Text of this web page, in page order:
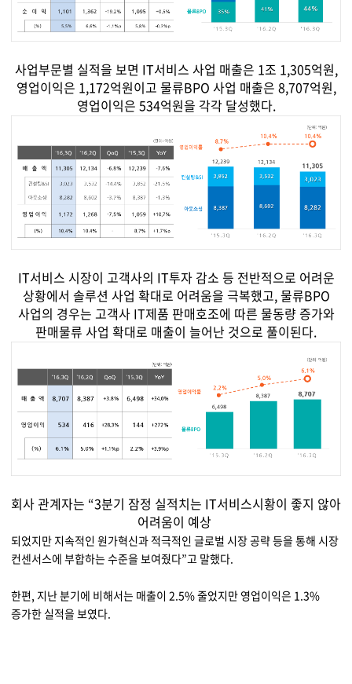
지속가능경영
이벤트/웨비나
파트너 지원
사업부문별 실적을 보면 IT서비스 사업 매출은 1조 1,305억원,
영업이익은 1,172억원이고 물류BPO 사업 매출은 8,707억원,
영업이익은 534억원을 각각 달성했다.
IT서비스 시장이 고객사의 IT투자 감소 등 전반적으로 어려운
상황에서 솔루션 사업 확대로 어려움을 극복했고, 물류BPO
사업의 경우는 고객사 IT제품 판매호조에 따른 물동량 증가와
판매물류 사업 확대로 매출이 늘어난 것으로 풀이된다.
회사 관계자는 “3분기 잠정 실적치는 IT서비스시황이 좋지 않아
어려움이 예상
되었지만 지속적인 원가혁신과 적극적인 글로벌 시장 공략 등을 통해 시장
컨센서스에 부합하는 수준을 보여줬다”고 말했다.
한편, 지난 분기에 비해서는 매출이 2.5% 줄었지만 영업이익은 1.3%
증가한 실적을 보였다.